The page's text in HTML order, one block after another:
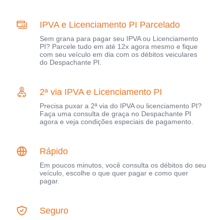
IPVA e Licenciamento PI Parcelado
Sem grana para pagar seu IPVA ou Licenciamento
PI? Parcele tudo em até 12x agora mesmo e fique
com seu veículo em dia com os débitos veiculares
do Despachante PI.
2ª via IPVA e Licenciamento PI
Precisa puxar a 2ª via do IPVA ou licenciamento PI?
Faça uma consulta de graça no Despachante PI
agora e veja condições especiais de pagamento.
Rápido
Em poucos minutos, você consulta os débitos do seu
veículo, escolhe o que quer pagar e como quer
pagar.
Seguro